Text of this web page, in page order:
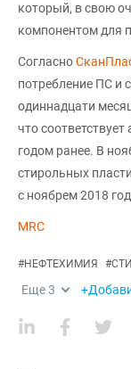
который, в свою
компонентом для
Согласно
потребление ПС и
одиннадцати
что
годом ранее. В
стирольных
с ноябрем 2018
MRC
#НЕФТЕХИМИЯ #
Еще3